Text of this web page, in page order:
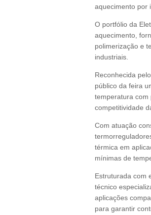
aquecimento por
O portfólio da
aquecimento,
polimerização e
industriais.
Reconhecida
público da feira
temperatura com
competitividade
Com atuação
térmica em
mínimas de
Estruturada com
técnico
aplicações
para garantir